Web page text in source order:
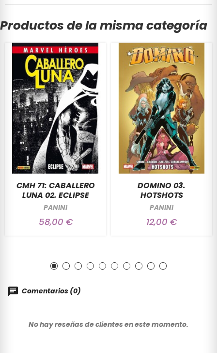
Productos de la misma categoría
CMH 71: CABALLERO
LUNA 02. ECLIPSE
PANINI
58,00 €
DOMINO 03.
HOTSHOTS
PANINI
12,00 €
Comentarios (0)
No hay reseñas de clientes en este momento.